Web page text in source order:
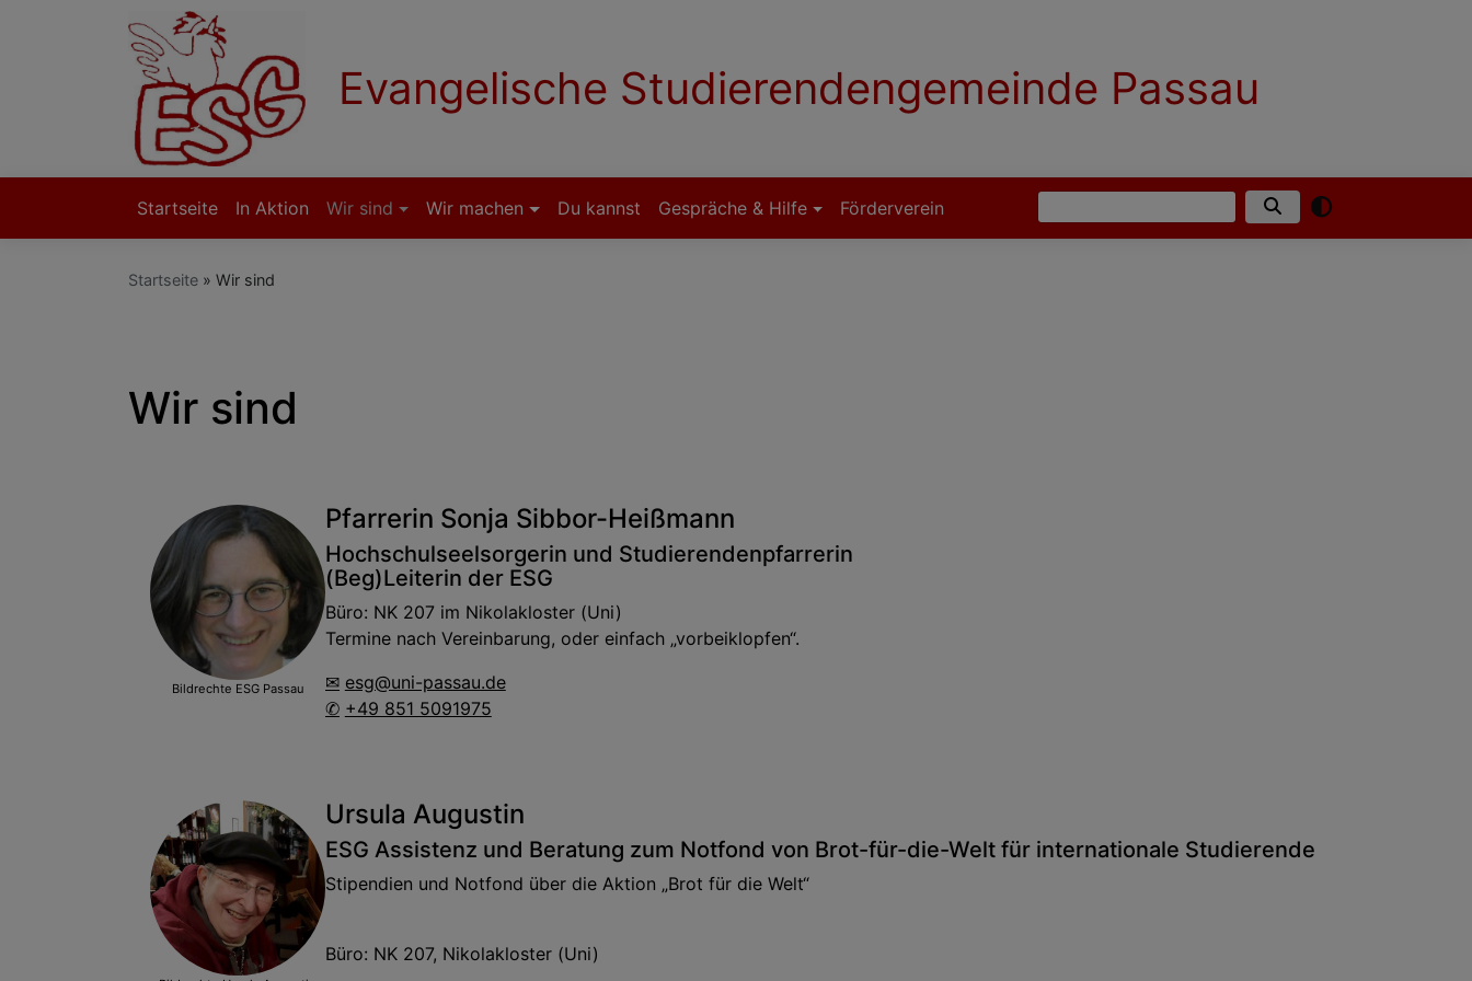
Evangelische Studierendengemeinde Passau
Hauptnavigation
Startseite In Aktion Wir sind Wir machen Du kannst Gespräche & Hilfe Förderverein Suche
Startseite Wir sind
Wir sind
Bildrechte ESG Passau
Pfarrerin Sonja Sibbor-Heißmann
Hochschulseelsorgerin und Studierendenpfarrerin
(Beg)Leiterin der ESG
Büro: NK 207 im Nikolakloster (Uni)
Termine nach Vereinbarung, oder einfach „vorbeiklopfen“.
esg@uni-passau.de
+49 851 5091975
Ursula Augustin
ESG Assistenz und Beratung zum Notfond von Brot-für-die-Welt für internationale Studierende
Stipendien und Notfond über die Aktion „Brot für die Welt“
Büro: NK 207, Nikolakloster (Uni)